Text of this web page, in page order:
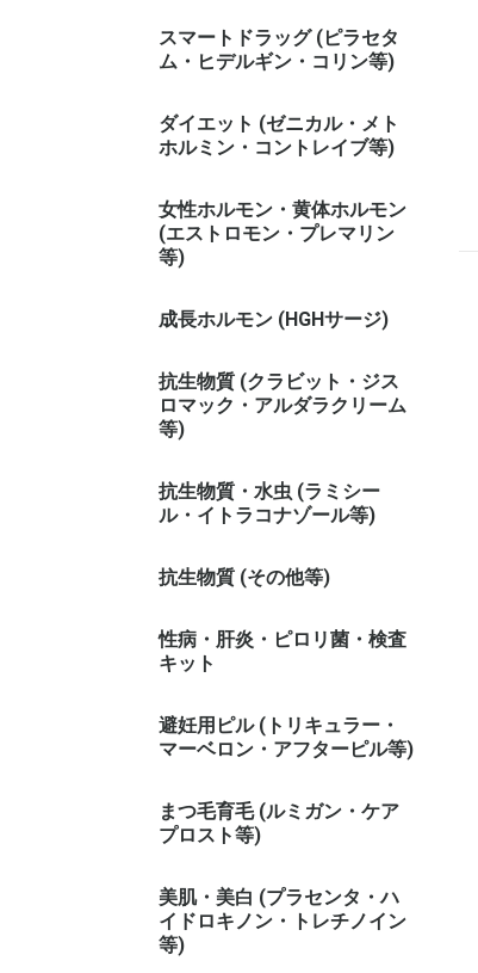
スマートドラッグ (ピラセタ
ム・ヒデルギン・コリン等)
ダイエット (ゼニカル・メト
ホルミン・コントレイブ等)
女性ホルモン・黄体ホルモン
(エストロモン・プレマリン
等)
成長ホルモン (HGHサージ)
抗生物質 (クラビット・ジス
ロマック・アルダラクリーム
等)
抗生物質・水虫 (ラミシー
ル・イトラコナゾール等)
抗生物質 (その他等)
性病・肝炎・ピロリ菌・検査
キット
避妊用ピル (トリキュラー・
マーベロン・アフターピル等)
まつ毛育毛 (ルミガン・ケア
プロスト等)
美肌・美白 (プラセンタ・ハ
イドロキノン・トレチノイン
等)